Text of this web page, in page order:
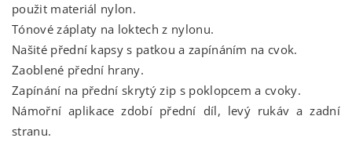
použit materiál nylon.
Tónové záplaty na loktech z nylonu.
Našité přední kapsy s patkou a zapínáním na cvok.
Zaoblené přední hrany.
Zapínání na přední skrytý zip s poklopcem a cvoky.
Námořní aplikace zdobí přední díl, levý rukáv a zadní
stranu.